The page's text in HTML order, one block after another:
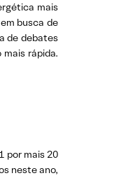
mais
busca de
de debates
rápida.
por mais 20
neste ano,